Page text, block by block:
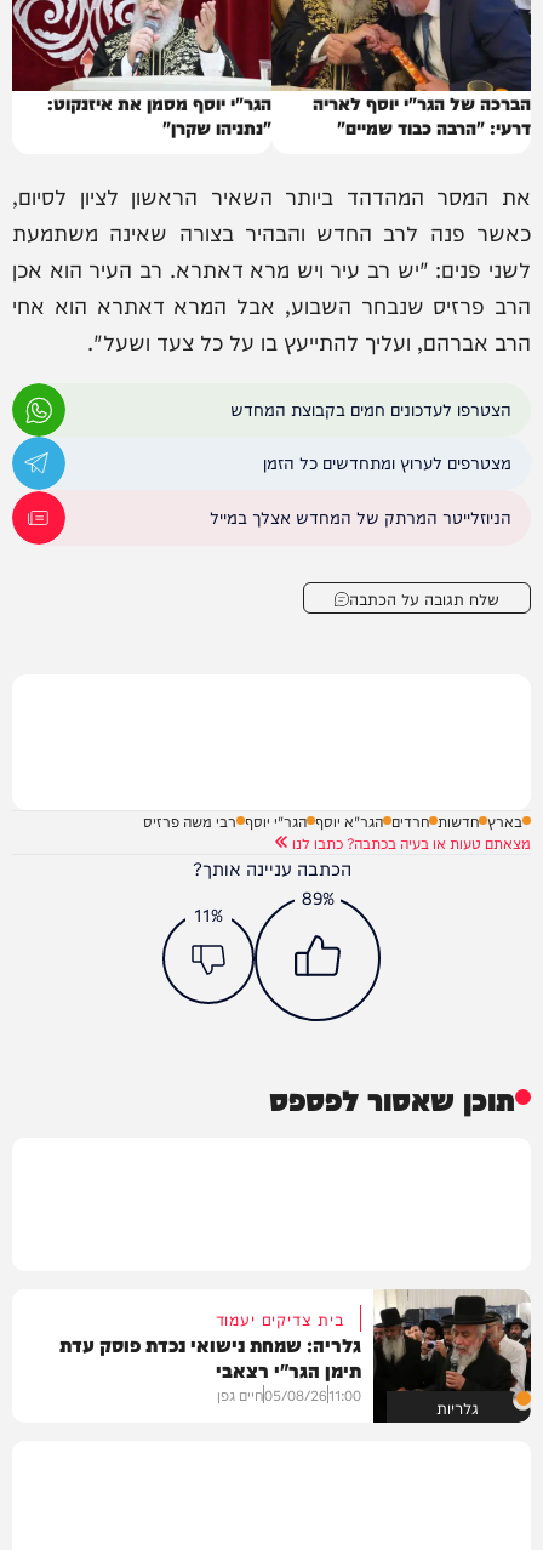
הברכה של הגר"י יוסף לאריה
דרעי: "הרבה כבוד שמיים"
הגר"י יוסף מסמן את איזנקוט:
"נתניהו שקרן"
את המסר המהדהד ביותר השאיר הראשון לציון לסיום,
כאשר פנה לרב החדש והבהיר בצורה שאינה משתמעת
לשני פנים: "יש רב עיר ויש מרא דאתרא. רב העיר הוא אכן
הרב פרזיס שנבחר השבוע, אבל המרא דאתרא הוא אחי
הרב אברהם, ועליך להתייעץ בו על כל צעד ושעל".
הצטרפו לעדכונים חמים בקבוצת המחדש
מצטרפים לערוץ ומתחדשים כל הזמן
הניוזלייטר המרתק של המחדש אצלך במייל
שלח תגובה על הכתבה
בארץ חדשות חרדים הגר"א יוסף הגר"י יוסף רבי משה פרזיס
מצאתם טעות או בעיה בכתבה? כתבו לנו
הכתבה עניינה אותך?
89%
11%
תוכן שאסור לפספס
גלריות
בית צדיקים יעמוד
גלריה: שמחת נישואי נכדת פוסק עדת
תימן הגר"י רצאבי
11:00
05/08/26חיים גפן